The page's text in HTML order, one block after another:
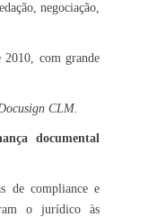
negociação,
2010, com grande
CLM.
documental
de compliance e
o jurídico às